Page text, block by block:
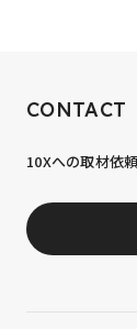
あなた
CONTACT
10Xへの取材依